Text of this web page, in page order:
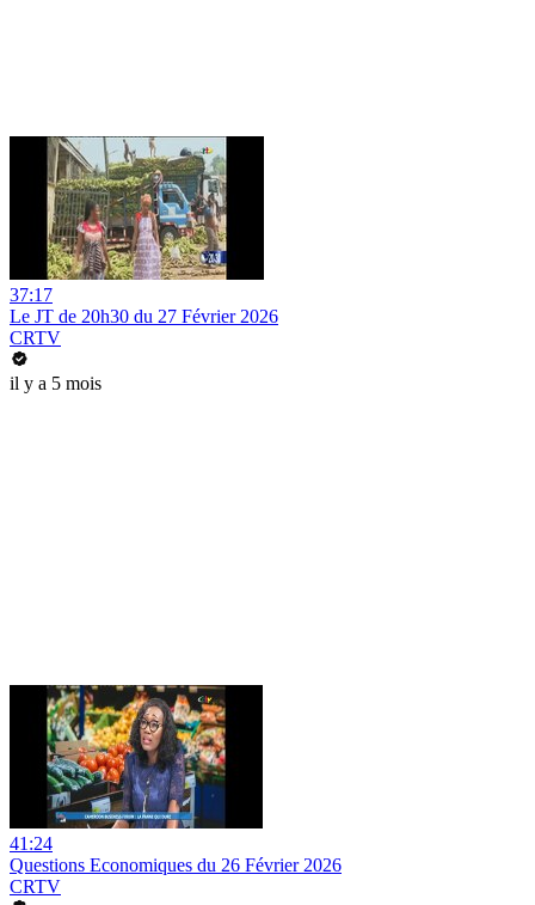
37:17
Le JT de 20h30 du 27 Février 2026
CRTV
il y a 5 mois
41:24
Questions Economiques du 26 Février 2026
CRTV